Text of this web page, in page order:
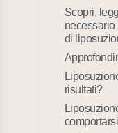
Scopri,
necessario
di
risultati?